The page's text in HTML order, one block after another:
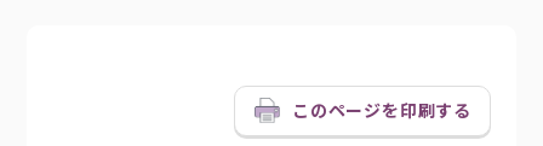
このページを印刷する